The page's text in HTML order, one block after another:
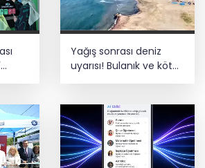
alındı
F-16'ları NATO görevi için
MSB yerli savunma
güçleniyor
Hudutlarda 490 kişi yakalandı
Yağış sonrası deniz
uyarısı! Bulanık ve kötü